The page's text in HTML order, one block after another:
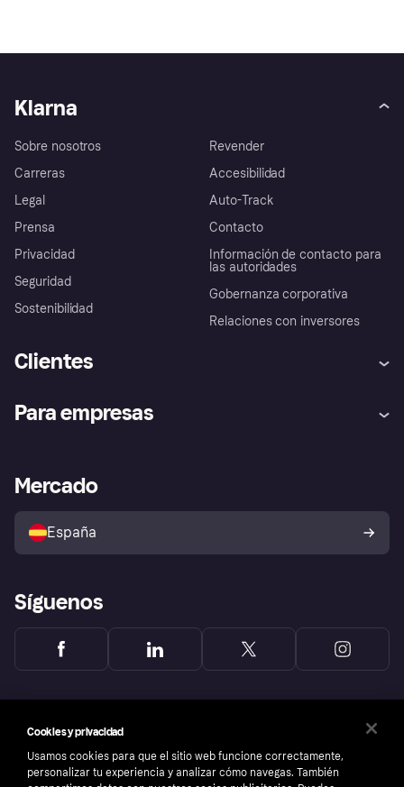
Klarna
Sobre nosotros
Carreras
Legal
Prensa
Privacidad
Seguridad
Sostenibilidad
Revender
Accesibilidad
Auto-Track
Contacto
Información de contacto para
las autoridades
Gobernanza corporativa
Relaciones con inversores
Clientes
Inicio de sesión
Directorio de tiendas
Política de protección al
comprador de Klarna
Reclamaciones
Para empresas
Acceso empresas
Mercado
España
Síguenos
Cookies y privacidad
Usamos cookies para que el sitio web funcione correctamente,
personalizar tu experiencia y analizar cómo navegas. También